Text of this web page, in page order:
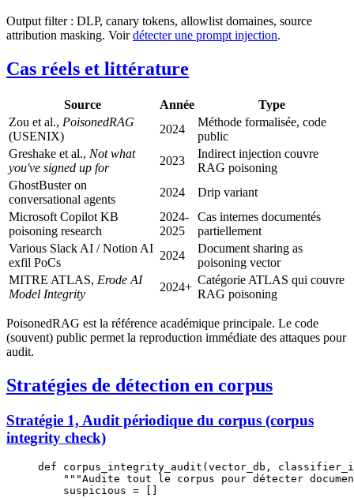
Output filter : DLP, canary tokens, allowlist domaines, source
attribution masking. Voirdétecter une prompt injection.
Cas réels et littérature
Source Année
Type
Zou et al., PoisonedRAG
(USENIX)
2024
Méthode formalisée, code
public
Greshake et al., Not what
you've signed up for
2023
Indirect injection couvre
RAG poisoning
GhostBuster on
conversational agents
2024
Drip variant
Microsoft Copilot KB
poisoning research
2024-
2025
Cas internes documentés
partiellement
Various Slack AI / Notion AI
exfil PoCs
2024
Document sharing as
poisoning vector
MITRE ATLAS, Erode AI
Model Integrity
2024+
Catégorie ATLAS qui couvre
RAG poisoning
PoisonedRAG est la référence académique principale. Le code
(souvent) public permet la reproduction immédiate des attaques pour
audit.
Stratégies de détection en corpus
Stratégie 1, Audit périodique du corpus (corpus
integrity check)
def corpus_integrity_audit (vector_db,
"""Audite tout le corpus pour détecter
    suspicious
=